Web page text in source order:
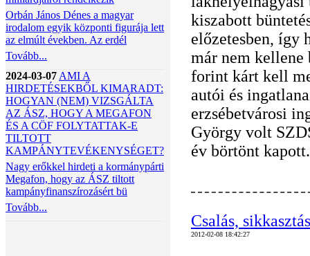
Orbán János Dénes a magyar
irodalom egyik központi figurája lett
az elmúlt években. Az erdél
Tovább...
2024-03-07 AMI A
HIRDETÉSEKBŐL KIMARADT:
HOGYAN (NEM) VIZSGÁLTA
AZ ÁSZ, HOGY A MEGAFON
ÉS A CÖF FOLYTATTAK-E
TILTOTT
KAMPÁNYTEVÉKENYSÉGET?
Nagy erőkkel hirdeti a kormánypárti
Megafon, hogy az ÁSZ tiltott
kampányfinanszírozásért bü
Tovább...
kiszabott
előzetesben, így
már nem
forint kárt kell
autói és
erzsébetvárosi
György volt
év börtönt kapott.
Csalás,
2012-02-08 18:42:27